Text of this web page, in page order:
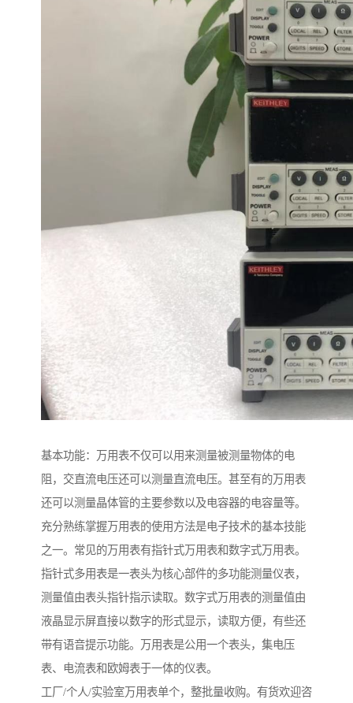
基本功能：万用表不仅可以用来测量被测量物体的电
阻，交直流电压还可以测量直流电压。甚至有的万用表
还可以测量晶体管的主要参数以及电容器的电容量等。
充分熟练掌握万用表的使用方法是电子技术的基本技能
之一。常见的万用表有指针式万用表和数字式万用表。
指针式多用表是一表头为核心部件的多功能测量仪表，
测量值由表头指针指示读取。数字式万用表的测量值由
液晶显示屏直接以数字的形式显示，读取方便，有些还
带有语音提示功能。万用表是公用一个表头，集电压
表、电流表和欧姆表于一体的仪表。
工厂/个人/实验室万用表单个，整批量收购。有货欢迎咨